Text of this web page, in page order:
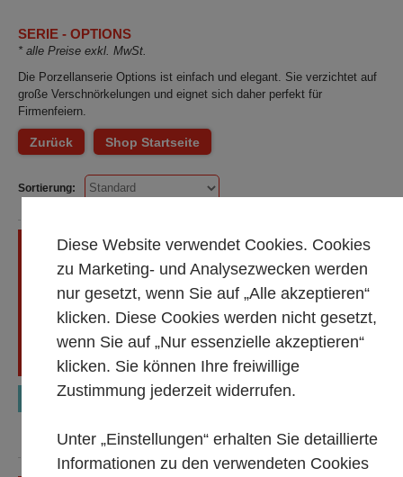
SERIE - OPTIONS
* alle Preise exkl. MwSt.
Die Porzellanserie Options ist einfach und elegant. Sie verzichtet auf
große Verschnörkelungen und eignet sich daher perfekt für
Firmenfeiern.
Zurück Shop Startseite
Sortierung:
Mocca-/Espresso-Obertasse,
Serie ''Options''(PE = 30 oder
60)
Alle Mietpreise gültig 1 bis 5
Endreinigung im Mietpreis
enthalten! Speisereste sind zu
entfernen.
Diese Website verwendet Cookies. Cookies
zu Marketing- und Analysezwecken werden
nur gesetzt, wenn Sie auf „Alle akzeptieren“
klicken. Diese Cookies werden nicht gesetzt,
wenn Sie auf „Nur essenzielle akzeptieren“
klicken. Sie können Ihre freiwillige
Zustimmung jederzeit widerrufen.
Unter „Einstellungen“ erhalten Sie detaillierte
Informationen zu den verwendeten Cookies